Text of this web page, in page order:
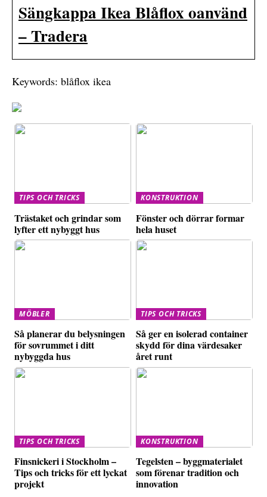
Sängkappa Ikea Blåflox oanvänd
– Tradera
Keywords: blåflox ikea
TIPS OCH TRICKS
Trästaket och grindar som
lyfter ett nybyggt hus
KONSTRUKTION
Fönster och dörrar formar
hela huset
MÖBLER
Så planerar du belysningen
för sovrummet i ditt
nybyggda hus
TIPS OCH TRICKS
Så ger en isolerad container
skydd för dina värdesaker
året runt
TIPS OCH TRICKS
Finsnickeri i Stockholm –
Tips och tricks för ett lyckat
projekt
KONSTRUKTION
Tegelsten – byggmaterialet
som förenar tradition och
innovation